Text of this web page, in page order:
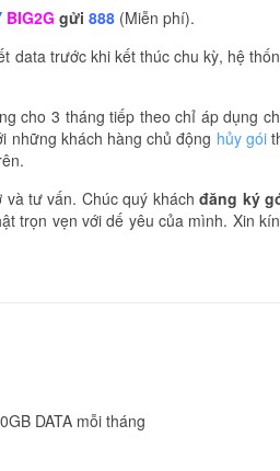
BIG2G gửi 888 (Miễn phí).
data trước khi kết thúc chu kỳ, hệ
cho 3 tháng tiếp theo chỉ áp dụng
những khách hàng chủ động hủy gói
và tư vấn. Chúc quý kháchđăng ký
trọn vẹn với dế yêu của mình. Xin
DATA mỗi tháng